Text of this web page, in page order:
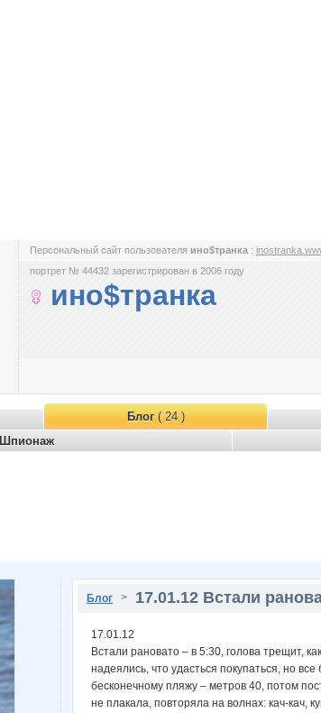
Персональный сайт пользователя ино$транка :
портрет № 44432 зарегистрирован в 2006 году
ино$транка
Блог( 24 )
Шпионаж
Блог > 17.01.12 Встали
17.01.12
Встали рановато – в 5:30, голова трещит,
надеялись, что удасться покупаться, но
бесконечному пляжу – метров 40, потом
не плакала, повторяла на волнах: кач-кач,